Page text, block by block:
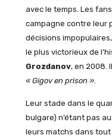
avec le temps. Les
campagne contre leur
décisions
le plus victorieux de
Grozdanov, en 2008.
« Gigov en prison ».
Leur stade dans le
bulgare) n’étant pas
leurs matchs dans